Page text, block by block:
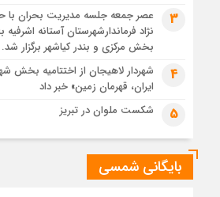
تصاویر هوایی مراسم تشییع پیکر مطهر
مراسم تشییع پیکر مطهر آقای شهید
تصاویری از تراکم جمعیت حاضر در
اشرف
3
عصر جمعه جلسه مدیریت بحران
نژاد فرماندارشهرستان آستانه اشرفیه
بخش مرکزی و بندر کیاشهر برگزار شد.
4
شهردار لاهیجان از اختتامیه بخش
ایران، قهرمان زمین» خبر داد
5 شکست ملوان در تبریز
بایگانی شمسی